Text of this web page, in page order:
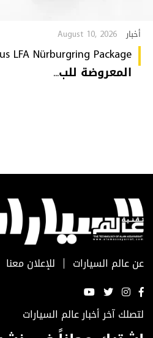
أخبار August 10, 2026
المعروضة للب...
عن عالم السيارات للإعلان معنا
لتصلك آخر أخبار عالم السيارات